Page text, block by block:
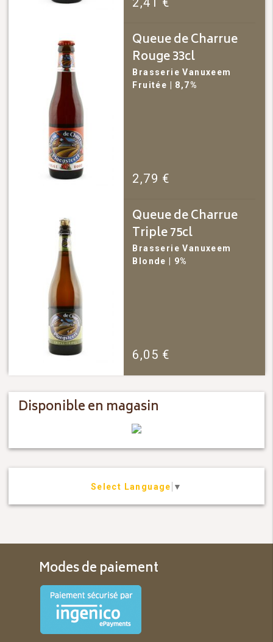
Queue de Charrue
Rouge 33cl
Brasserie Vanuxeem
Fruitée
| 8,7%
2,79 €
Queue de Charrue
Triple 75cl
Brasserie Vanuxeem
Blonde
| 9%
6,05 €
Disponible en magasin
Select Language ▼
Modes de paiement